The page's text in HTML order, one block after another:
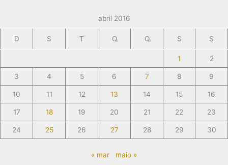
abril 2016
D S T Q Q S S
1 2
3 4 5 6 7 8 9
10 11 12 13 14 15 16
17 18 19 20 21 22 23
24 25 26 27 28 29 30
« mar maio »